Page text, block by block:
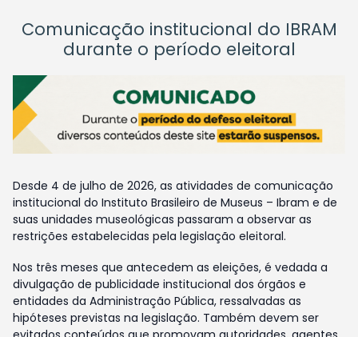
Comunicação institucional do IBRAM
durante o período eleitoral
Desde 4 de julho de 2026, as atividades de comunicação
institucional do Instituto Brasileiro de Museus – Ibram e de
suas unidades museológicas passaram a observar as
restrições estabelecidas pela legislação eleitoral.
Nos três meses que antecedem as eleições, é vedada a
divulgação de publicidade institucional dos órgãos e
entidades da Administração Pública, ressalvadas as
hipóteses previstas na legislação. Também devem ser